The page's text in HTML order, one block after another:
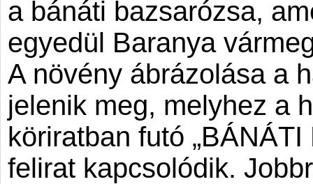
a bánáti bazsarózsa,
egyedül Baranya
A növény ábrázolása a
jelenik meg, melyhez a
köriratban futó
felirat kapcsolódik.